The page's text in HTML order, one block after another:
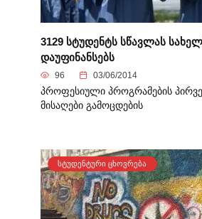
3129 სტუდენტს სწავლას
დაუფინანსებს
96 03/06/2014
პროფესიული პროგრამების
მისაღები გამოცდების
ᲡᲢᲣᲓᲔᲜᲢᲣᲠᲘ ᲪᲮᲝᲕᲠᲔᲑᲐ